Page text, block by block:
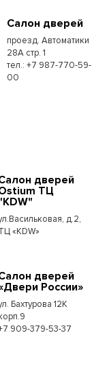
Салон дверей
проезд. Автоматики
28А стр. 1
тел.: +7 987-770-59-
00
дверей
ТЦ
д.2,
«KDW»
дверей
России»
Бахтурова 12К
909-379-53-37